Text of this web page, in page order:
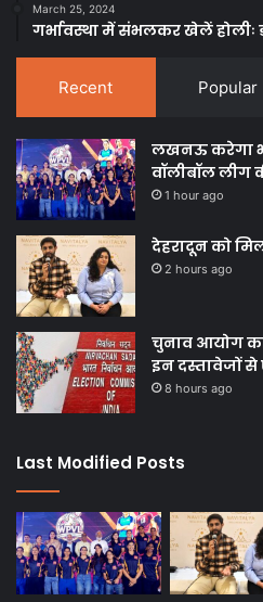
March 25, 2024
गर्भावस्था में संभलकर खेलें होलीः
Recent Popular
लखनऊ करेगा
वॉलीबॉल लीग
1 hour ago
देहरादून को
2 hours ago
चुनाव आयोग
इन दस्तावेजों
8 hours ago
Last Modified Posts